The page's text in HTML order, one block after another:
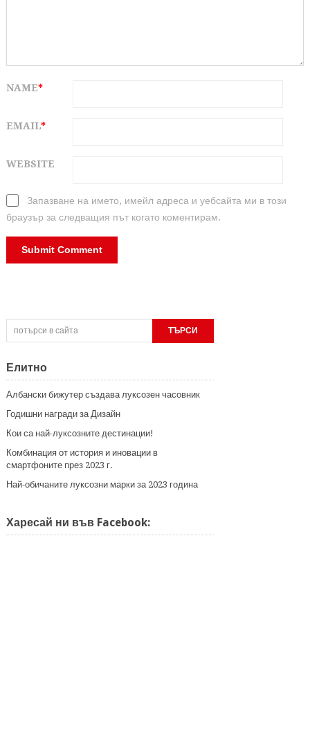
NAME*
EMAIL*
WEBSITE
Запазване на името, имейл адреса и уебсайта ми в този
браузър за следващия път когато коментирам.
Елитно
Албански бижутер създава луксозен часовник
Годишни награди за Дизайн
Кои са най-луксозните дестинации!
Комбинация от история и иновации в
смартфоните през 2023 г.
Най-обичаните луксозни марки за 2023 година
Харесай ни във Facebook: